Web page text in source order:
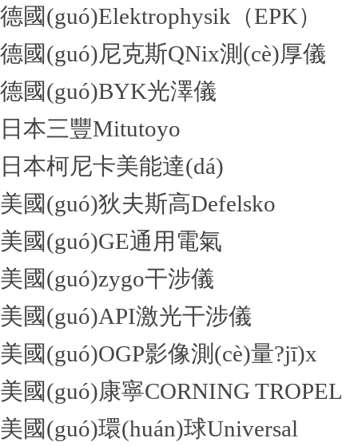
德國(guó)Elektrophysik（EPK）
德國(guó)尼克斯QNix測(cè)厚儀
德國(guó)BYK光澤儀
日本三豐Mitutoyo
日本柯尼卡美能達(dá)
美國(guó)狄夫斯高Defelsko
美國(guó)GE通用電氣
美國(guó)zygo干涉儀
美國(guó)API激光干涉儀
美國(guó)OGP影像測(cè)量?jī)x
美國(guó)康寧CORNING TROPEL
美國(guó)環(huán)球Universal